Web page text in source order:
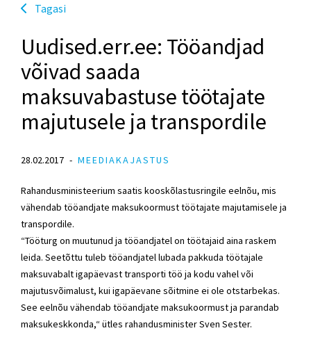
Tagasi
Uudised.err.ee: Tööandjad
võivad saada
maksuvabastuse töötajate
majutusele ja transpordile
28.02.2017 MEEDIAKAJASTUS
Rahandusministeerium saatis kooskõlastusringile eelnõu, mis
vähendab tööandjate maksukoormust töötajate majutamisele ja
transpordile.
“Tööturg on muutunud ja tööandjatel on töötajaid aina raskem
leida. Seetõttu tuleb tööandjatel lubada pakkuda töötajale
maksuvabalt igapäevast transporti töö ja kodu vahel või
majutusvõimalust, kui igapäevane sõitmine ei ole otstarbekas.
See eelnõu vähendab tööandjate maksukoormust ja parandab
maksukeskkonda,“ ütles rahandusminister Sven Sester.